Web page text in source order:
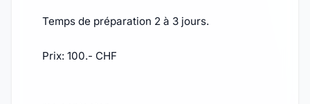
Temps de préparation 2 à 3 jours.
Prix: 100.- CHF